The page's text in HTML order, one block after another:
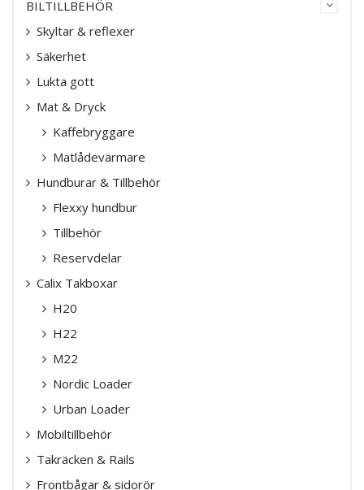
BILTILLBEHÖR
Skyltar & reflexer
Säkerhet
Lukta gott
Mat & Dryck
Kaffebryggare
Matlådevärmare
Hundburar & Tillbehör
Flexxy hundbur
Tillbehör
Reservdelar
Calix Takboxar
H20
H22
M22
Nordic Loader
Urban Loader
Mobiltillbehör
Takräcken & Rails
Frontbågar & sidorör